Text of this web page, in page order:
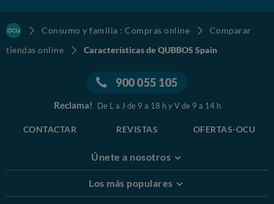
Consumo y familia : Compras online
Comparar
tiendas online
Características de QUBBOS Spain
900 055 105
Reclama! De L a J de 9 a 18 h y V de 9 a 14 h
CONTACTAR REVISTAS OFERTAS-OCU
Únete a nosotros
Los más populares